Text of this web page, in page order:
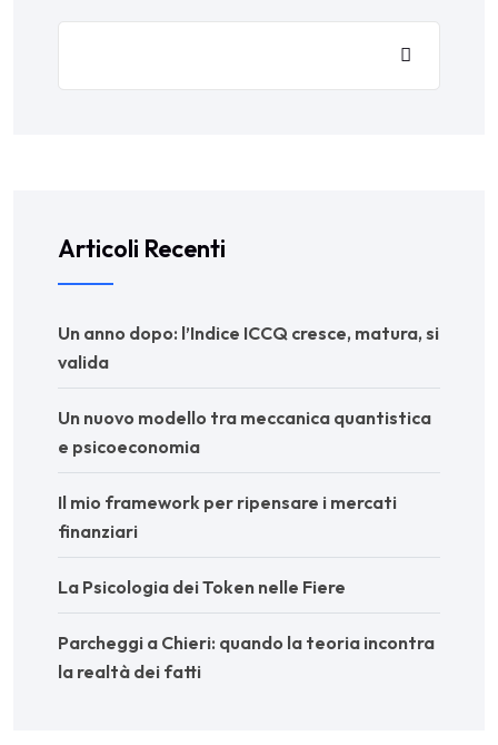
Articoli Recenti
Un anno dopo: l’Indice ICCQ cresce, matura, si
valida
Un nuovo modello tra meccanica quantistica
e psicoeconomia
Il mio framework per ripensare i mercati
finanziari
La Psicologia dei Token nelle Fiere
Parcheggi a Chieri: quando la teoria incontra
la realtà dei fatti